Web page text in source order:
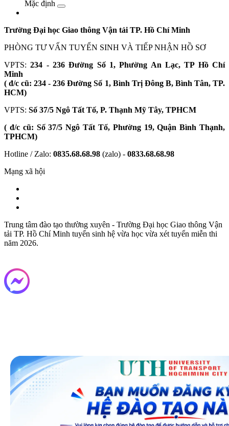
Mặc định
Trường Đại học Giao thông Vận tải TP. Hồ Chí Minh
PHÒNG TƯ VẤN TUYỂN SINH VÀ TIẾP NHẬN HỒ SƠ
VPTS:234 - 236 Đường Số 1, Phường An Lạc, TP Hồ Chí
Minh
( đ/c cũ: 234 - 236 Đường Số 1, Bình Trị Đông B, Bình Tân, TP.
HCM)
VPTS: Số 37/5 Ngô Tất Tố, P. Thạnh Mỹ Tây, TPHCM
( đ/c cũ: Số 37/5 Ngô Tất Tố, Phường 19, Quận Bình Thạnh,
TPHCM)
Hotline / Zalo: 0835.68.68.98 (zalo) - 0833.68.68.98
Mạng xã hội
Trung tâm đào tạo thường xuyên - Trường Đại học Giao thông Vận
tải TP. Hồ Chí Minh tuyển sinh hệ vừa học vừa xét tuyển miễn thi
năm 2026.